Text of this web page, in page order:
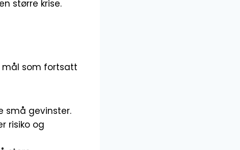
større krise.
mål som fortsatt
små gevinster.
risiko og